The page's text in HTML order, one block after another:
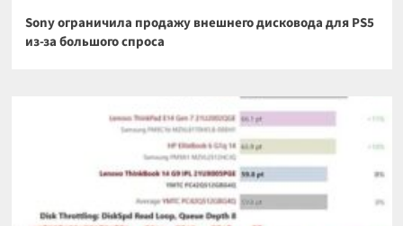
Sony ограничила продажу внешнего дисковода для PS5
из-за большого спроса